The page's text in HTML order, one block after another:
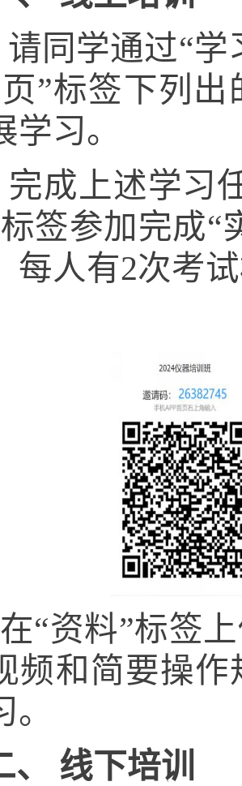
请同学通过“学
”标签下列出
学习。
完成上述学习
标签参加完成“
每人有2次考
在“资料”标签
频和简要操
、 线下培训